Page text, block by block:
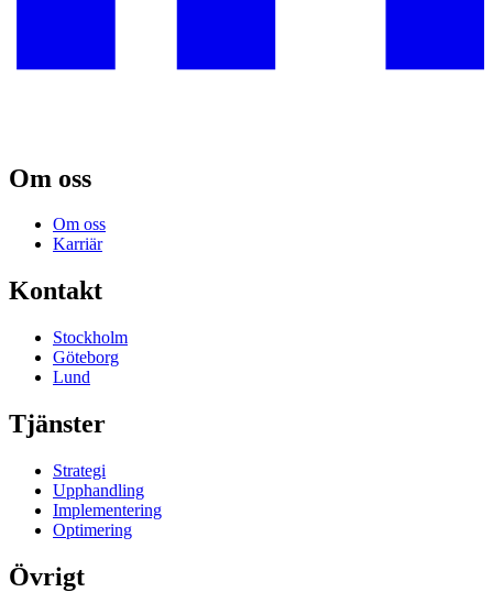
Om oss
Om oss
Karriär
Kontakt
Stockholm
Göteborg
Lund
Tjänster
Strategi
Upphandling
Implementering
Optimering
Övrigt